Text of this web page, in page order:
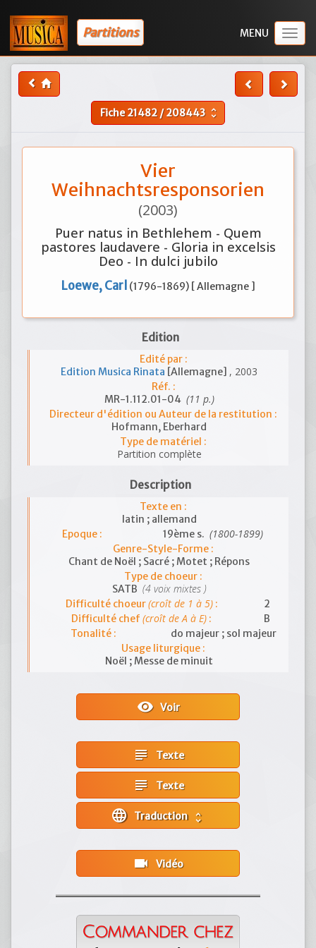
Partitions
Fiche21482/208443 unfold_more
Vier
Weihnachtsresponsorien
(2003)
Puer natus in Bethlehem - Quem
pastores laudavere - Gloria in excelsis
Deo - In dulci jubilo
Loewe, Carl (1796-1869) [ Allemagne ]
Edition
Edité par :
Edition Musica Rinata [Allemagne] , 2003
Réf. :
MR-1.112.01-04 (11 p.)
Directeur d'édition ou Auteur de la restitution :
Hofmann, Eberhard
Type de matériel :
Partition complète
Description
Texte en :
latin ; allemand
Epoque :
19ème s. (1800-1899)
Genre-Style-Forme :
Chant de Noël ; Sacré ; Motet ; Répons
Type de choeur :
SATB (4 voix mixtes )
Difficulté choeur(croît de 1 à 5):
2
Difficulté chef(croît de A à E) :
B
Tonalité :
do majeur ; sol majeur
Usage liturgique :
Noël ; Messe de minuit
visibilityVoir
subject Texte
subject Texte
language unfold_more
videocam Vidéo